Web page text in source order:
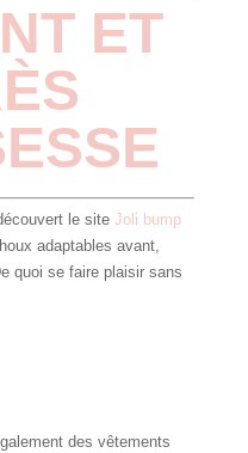
ET
le site Joli bump
adaptables avant,
quoi se faire plaisir sans
des vêtements